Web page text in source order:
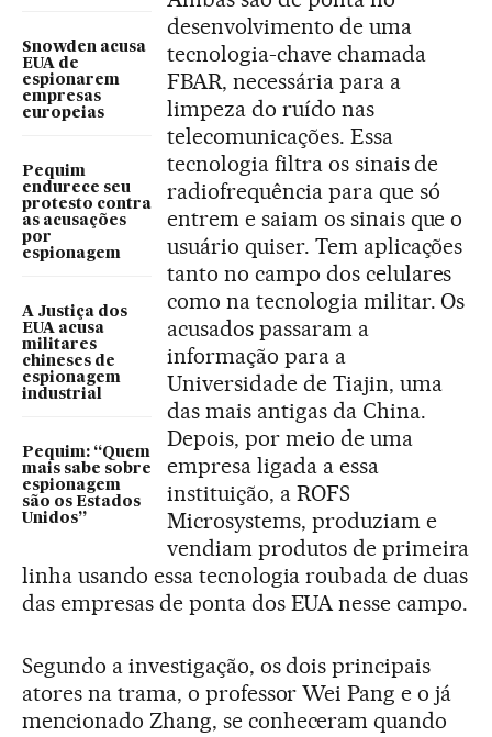
Snowden acusa
EUA de
espionarem
empresas
europeias
Pequim
endurece seu
protesto contra
as acusações
por
espionagem
A Justiça dos
EUA acusa
militares
chineses de
espionagem
industrial
Pequim: “Quem
mais sabe sobre
espionagem
são os Estados
Unidos”
desenvolvimento de uma
tecnologia-chave chamada
FBAR, necessária para a
limpeza do ruído nas
telecomunicações. Essa
tecnologia filtra os sinais de
radiofrequência para que só
entrem e saiam os sinais que o
usuário quiser. Tem aplicações
tanto no campo dos celulares
como na tecnologia militar. Os
acusados passaram a
informação para a
Universidade de Tiajin, uma
das mais antigas da China.
Depois, por meio de uma
empresa ligada a essa
instituição, a ROFS
Microsystems, produziam e
vendiam produtos de primeira
linha usando essa tecnologia roubada de duas
das empresas de ponta dos EUA nesse campo.
Segundo a investigação, os dois principais
atores na trama, o professor Wei Pang e o já
mencionado Zhang, se conheceram quando